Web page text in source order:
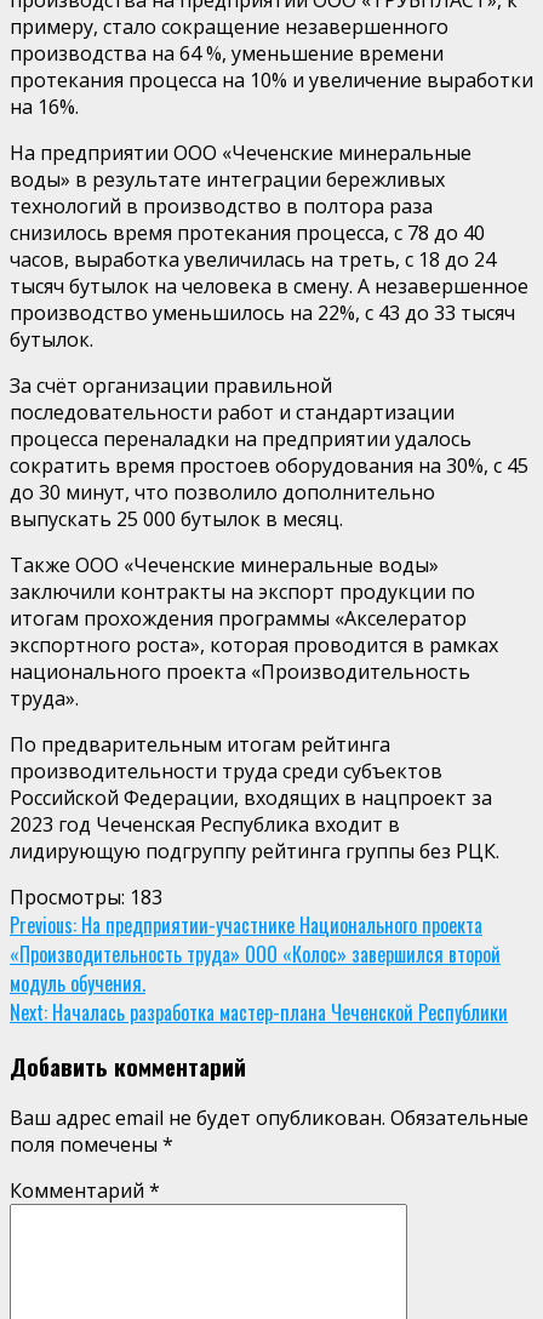
примеру, стало сокращение незавершенного
производства на 64 %, уменьшение времени
протекания процесса на 10% и увеличение выработки
на 16%.
На предприятии ООО «Чеченские минеральные
воды» в результате интеграции бережливых
технологий в производство в полтора раза
снизилось время протекания процесса, с 78 до 40
часов, выработка увеличилась на треть, с 18 до 24
тысяч бутылок на человека в смену. А незавершенное
производство уменьшилось на 22%, с 43 до 33 тысяч
бутылок.
За счёт организации правильной
последовательности работ и стандартизации
процесса переналадки на предприятии удалось
сократить время простоев оборудования на 30%, с 45
до 30 минут, что позволило дополнительно
выпускать 25 000 бутылок в месяц.
Также ООО «Чеченские минеральные воды»
заключили контракты на экспорт продукции по
итогам прохождения программы «Акселератор
экспортного роста», которая проводится в рамках
национального проекта «Производительность
труда».
По предварительным итогам рейтинга
производительности труда среди субъектов
Российской Федерации, входящих в нацпроект за
2023 год Чеченская Республика входит в
лидирующую подгруппу рейтинга группы без РЦК.
Просмотры: 183
Continue
Reading
Previous: На предприятии-участнике Национального проекта
«Производительность труда» ООО «Колос» завершился второй
модуль обучения.
Next: Началась разработка мастер-плана Чеченской Республики
Добавить комментарий
Ваш адрес email не будет опубликован. Обязательные
поля помечены *
Комментарий *